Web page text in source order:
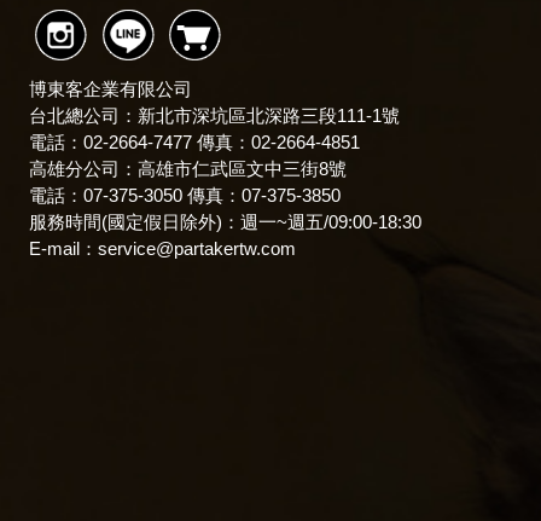
博東客企業有限公司
台北總公司：新北市深坑區北深路三段111-1號
電話：02-2664-7477 傳真：02-2664-4851
高雄分公司：高雄市仁武區文中三街8號
電話：07-375-3050 傳真：07-375-3850
服務時間(國定假日除外)： 週一~週五/09:00-18:30
E-mail： service@partakertw.com